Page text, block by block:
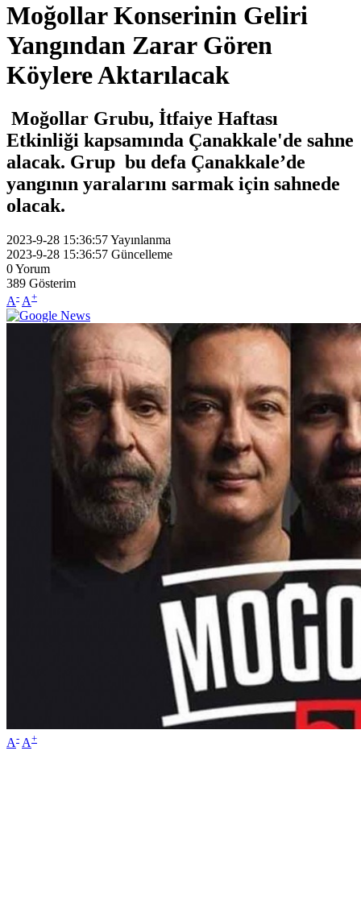
Moğollar Konserinin Geliri
Yangından Zarar Gören
Köylere Aktarılacak
Moğollar Grubu, İtfaiye Haftası
Etkinliği kapsamında Çanakkale'de sahne
alacak. Grup bu defa Çanakkale’de
yangının yaralarını sarmak için sahnede
olacak.
2023-9-28 15:36:57Yayınlanma
2023-9-28 15:36:57 Güncelleme
0Yorum
389 Gösterim
A- A+
A- A+